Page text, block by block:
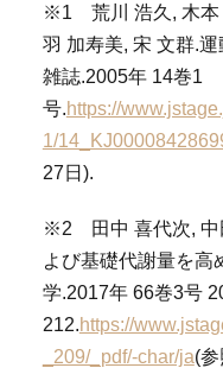
※1 荒川 浩久, 木本
羽 加寿美, 宋 文群.
雑誌.2005年 14巻1
号.https://
1/
27日).
※2 田中 喜代次, 中
よび基礎代謝量を高
学.2017年 66巻3号
212.https://
_209/_pdf/-char/ja(